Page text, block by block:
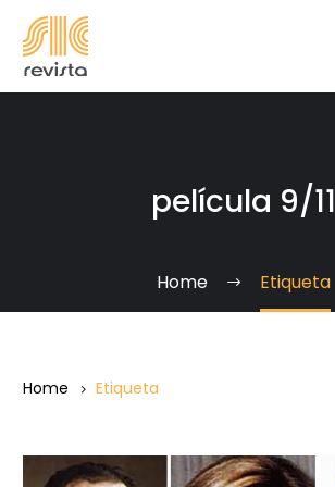
película 9/11
Home Etiqueta
Home Etiqueta